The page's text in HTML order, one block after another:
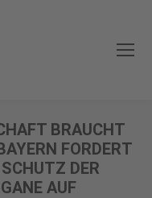
BRAUCHT
FORDERT
DER
AUF